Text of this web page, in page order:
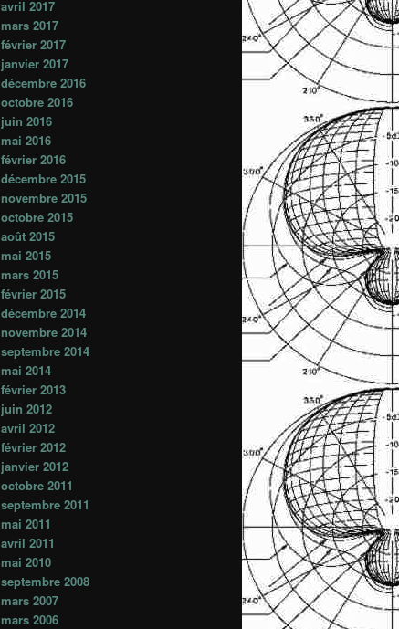
avril 2017
mars 2017
février 2017
janvier 2017
décembre 2016
octobre 2016
juin 2016
mai 2016
février 2016
décembre 2015
novembre 2015
octobre 2015
août 2015
mai 2015
mars 2015
février 2015
décembre 2014
novembre 2014
septembre 2014
mai 2014
février 2013
juin 2012
avril 2012
février 2012
janvier 2012
octobre 2011
septembre 2011
mai 2011
avril 2011
mai 2010
septembre 2008
mars 2007
mars 2006